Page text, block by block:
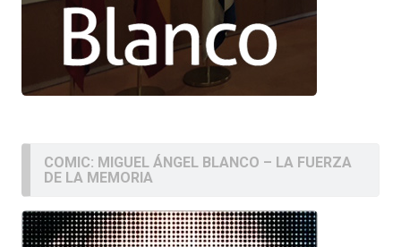
COMIC: MIGUEL ÁNGEL BLANCO – LA FUERZA
DE LA MEMORIA